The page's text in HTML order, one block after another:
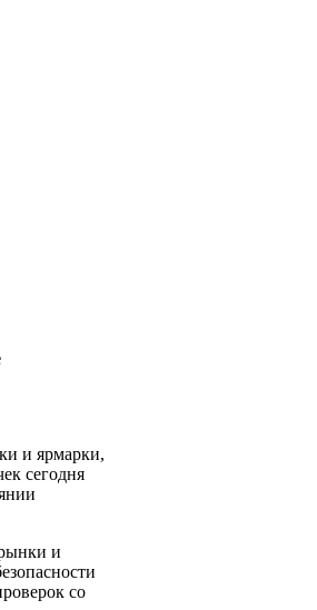
и ярмарки,
сегодня
и
со